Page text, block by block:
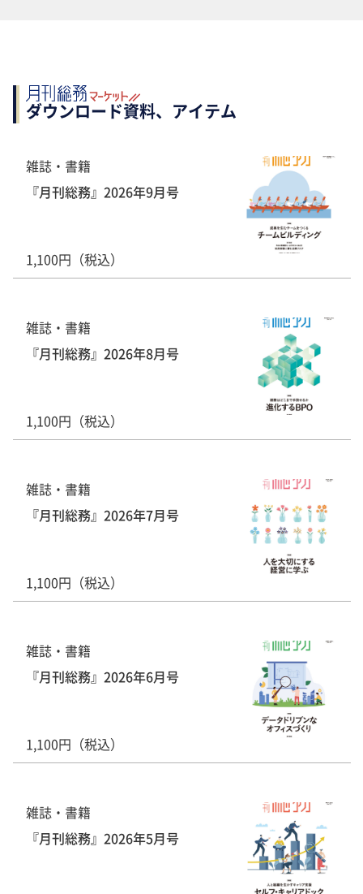
ダウンロード資料、アイテム
雑誌・書籍
『月刊総務』2026年9月号
1,100円（税込）
雑誌・書籍
『月刊総務』2026年8月号
1,100円（税込）
雑誌・書籍
『月刊総務』2026年7月号
1,100円（税込）
雑誌・書籍
『月刊総務』2026年6月号
1,100円（税込）
雑誌・書籍
『月刊総務』2026年5月号